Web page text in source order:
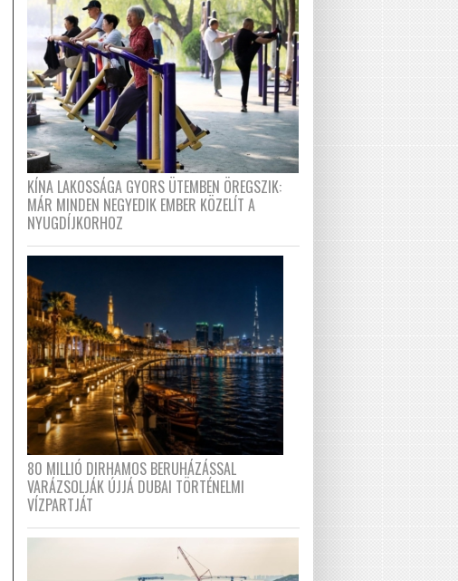
KÍNA LAKOSSÁGA GYORS ÜTEMBEN ÖREGSZIK:
MÁR MINDEN NEGYEDIK EMBER KÖZELÍT A
NYUGDÍJKORHOZ
80 MILLIÓ DIRHAMOS BERUHÁZÁSSAL
VARÁZSOLJÁK ÚJJÁ DUBAI TÖRTÉNELMI
VÍZPARTJÁT